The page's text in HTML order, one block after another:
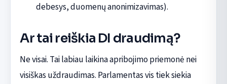
debesys, duomenų anonimizavimas).
Ar tai reiškia DI draudimą?
Ne visai. Tai labiau laikina apribojimo priemonė nei
visiškas uždraudimas. Parlamentas vis tiek siekia